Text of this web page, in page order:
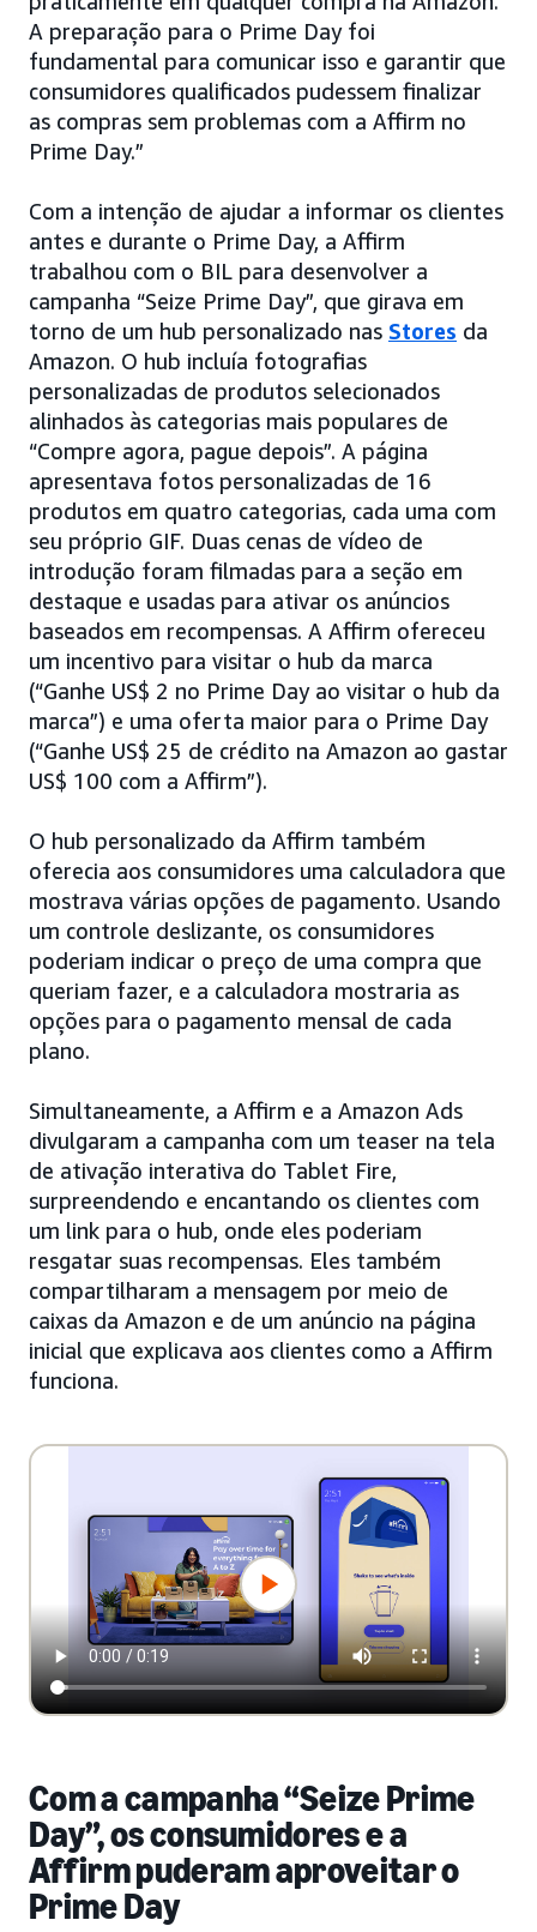
A preparação para o Prime Day foi
fundamental para comunicar isso e garantir que
consumidores qualificados pudessem finalizar
as compras sem problemas com a Affirm no
Prime Day.”
Com a intenção de ajudar a informar os clientes
antes e durante o Prime Day, a Affirm
trabalhou com o BIL para desenvolver a
campanha “Seize Prime Day”, que girava em
torno de um hub personalizado nas Stores da
Amazon. O hub incluía fotografias
personalizadas de produtos selecionados
alinhados às categorias mais populares de
“Compre agora, pague depois”. A página
apresentava fotos personalizadas de 16
produtos em quatro categorias, cada uma com
seu próprio GIF. Duas cenas de vídeo de
introdução foram filmadas para a seção em
destaque e usadas para ativar os anúncios
baseados em recompensas. A Affirm ofereceu
um incentivo para visitar o hub da marca
(“Ganhe US$ 2 no Prime Day ao visitar o hub da
marca”) e uma oferta maior para o Prime Day
(“Ganhe US$ 25 de crédito na Amazon ao gastar
US$ 100 com a Affirm”).
O hub personalizado da Affirm também
oferecia aos consumidores uma calculadora que
mostrava várias opções de pagamento. Usando
um controle deslizante, os consumidores
poderiam indicar o preço de uma compra que
queriam fazer, e a calculadora mostraria as
opções para o pagamento mensal de cada
plano.
Simultaneamente, a Affirm e a Amazon Ads
divulgaram a campanha com um teaser na tela
de ativação interativa do Tablet Fire,
surpreendendo e encantando os clientes com
um link para o hub, onde eles poderiam
resgatar suas recompensas. Eles também
compartilharam a mensagem por meio de
caixas da Amazon e de um anúncio na página
inicial que explicava aos clientes como a Affirm
funciona.
Com a campanha “Seize Prime
Day”, os consumidores e a
Affirm puderam aproveitar o
Prime Day